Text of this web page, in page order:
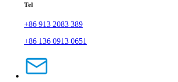
Tel
+86 913 2083 389
+86 136 0913 0651